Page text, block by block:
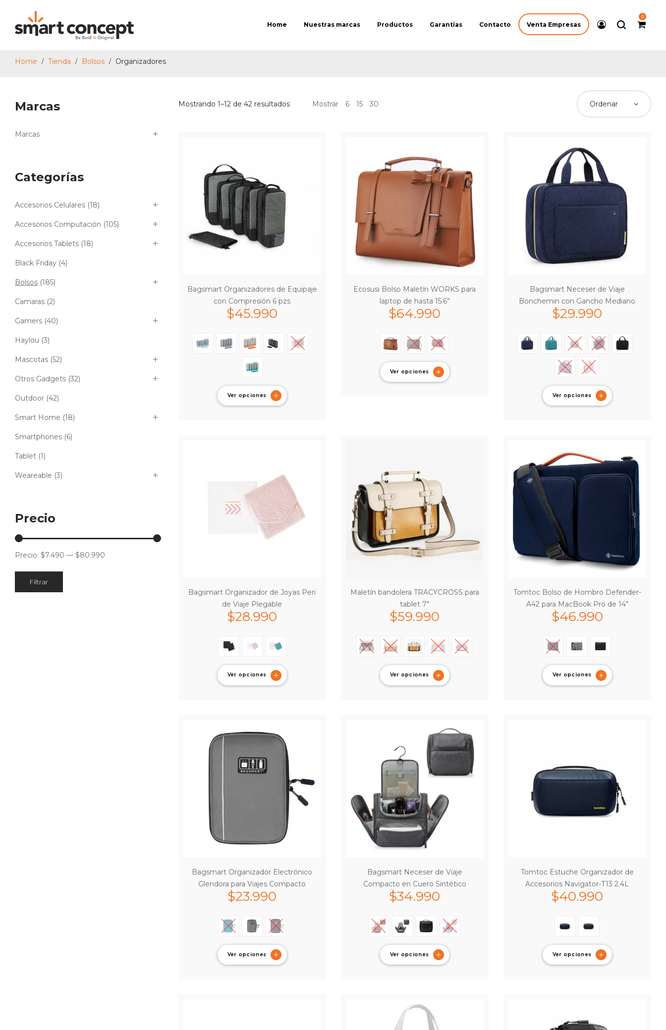
Venta Empresas
0
Home Nuestras marcas Productos Garantías Contacto
Home / Tienda / Bolsos / Organizadores
Mostrando 1–12 de 42 resultados Mostrar 6 15 30 Ordenar
Bagsmart Organizadores de Equipaje
con Compresión 6 pzs
$45.990
Ver opciones
Ecosusi Bolso Maletín WORKS para
laptop de hasta 15.6”
$64.990
Ver opciones
Bagsmart Neceser de Viaje
Bonchemin con Gancho Mediano
$29.990
Ver opciones
Bagsmart Organizador de Joyas Peri
de Viaje Plegable
$28.990
Ver opciones
Maletín bandolera TRACYCROSS para
tablet 7″
$59.990
Ver opciones
Tomtoc Bolso de Hombro Defender-
A42 para MacBook Pro de 14″
$46.990
Ver opciones
Bagsmart Organizador Electrónico
Glendora para Viajes Compacto
$23.990
Ver opciones
Bagsmart Neceser de Viaje
Compacto en Cuero Sintético
$34.990
Ver opciones
Tomtoc Estuche Organizador de
Accesorios Navigator-T13 2.4L
$40.990
Ver opciones
Marcas
Marcas
Categorías
Accesorios Celulares (18)
Accesorios Computación (105)
Accesorios Tablets (18)
Black Friday (4)
Bolsos (185)
Camaras (2)
Gamers (40)
Haylou (3)
Mascotas (52)
Otros Gadgets (32)
Outdoor (42)
Smart Home (18)
Smartphones (6)
Tablet (1)
Weareable (3)
Precio
Filtrar
Precio: $7.490 — $80.990